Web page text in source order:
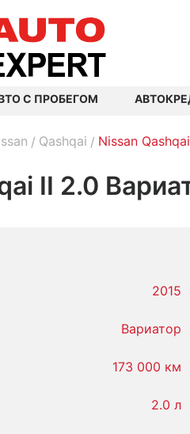
С ПРОБЕГОМ
Qashqai Nissan
II 2.0
2015
Вариатор
173 000 км
2.0 л